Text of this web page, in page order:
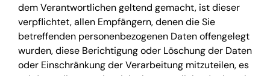
dem Verantwortlichen geltend gemacht, ist dieser
verpflichtet, allen Empfängern, denen die Sie
betreffenden personenbezogenen Daten offengelegt
wurden, diese Berichtigung oder Löschung der Daten
oder Einschränkung der Verarbeitung mitzuteilen, es